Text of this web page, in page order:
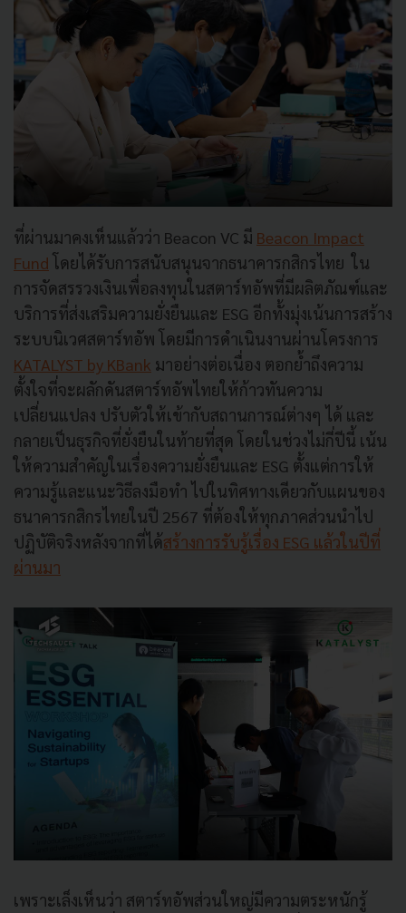
ที่ผ่านมาคงเห็นแล้วว่า Beacon VC มี Beacon Impact
Fund โดยได้รับการสนับสนุนจากธนาคารกสิกรไทย ใน
การจัดสรรวงเงินเพื่อลงทุนในสตาร์ทอัพที่มีผลิตภัณฑ์และ
บริการที่ส่งเสริมความยั่งยืนและ ESG อีกทั้งมุ่งเน้นการสร้าง
ระบบนิเวศสตาร์ทอัพ โดยมีการดำเนินงานผ่านโครงการ
KATALYST by KBank มาอย่างต่อเนื่อง ตอกย้ำถึงความ
ตั้งใจที่จะผลักดันสตาร์ทอัพไทยให้ก้าวทันความ
เปลี่ยนแปลง ปรับตัวให้เข้ากับสถานการณ์ต่างๆ ได้ และ
กลายเป็นธุรกิจที่ยั่งยืนในท้ายที่สุด โดยในช่วงไม่กี่ปีนี้ เน้น
ให้ความสำคัญในเรื่องความยั่งยืนและ ESG ตั้งแต่การให้
ความรู้และแนะวิธีลงมือทำ ไปในทิศทางเดียวกับแผนของ
ธนาคารกสิกรไทยในปี 2567 ที่ต้องให้ทุกภาคส่วนนำไป
ปฏิบัติจริงหลังจากที่ได้สร้างการรับรู้เรื่อง ESG แล้วในปีที่
ผ่านมา
เพราะเล็งเห็นว่า สตาร์ทอัพส่วนใหญ่มีความตระหนักรู้